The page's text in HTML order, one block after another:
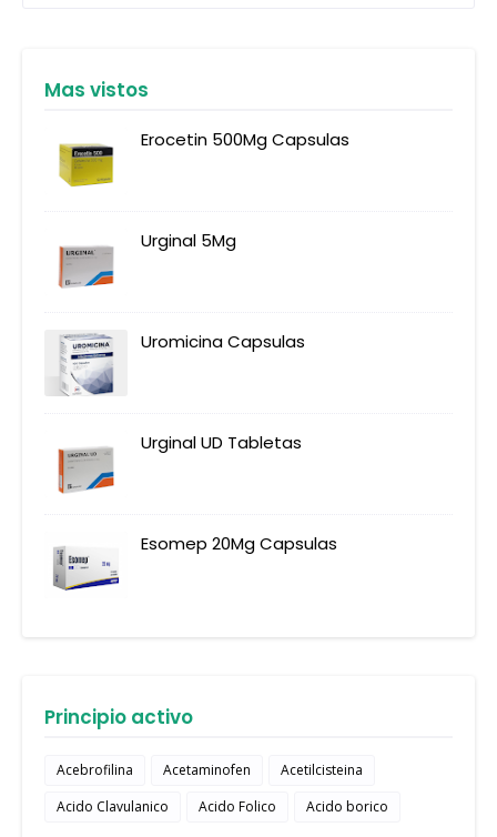
Mas vistos
Erocetin 500Mg Capsulas
Urginal 5Mg
Uromicina Capsulas
Urginal UD Tabletas
Esomep 20Mg Capsulas
Principio activo
Acebrofilina Acetaminofen
Acetilcisteina
Acido Clavulanico
Acido Folico Acido borico